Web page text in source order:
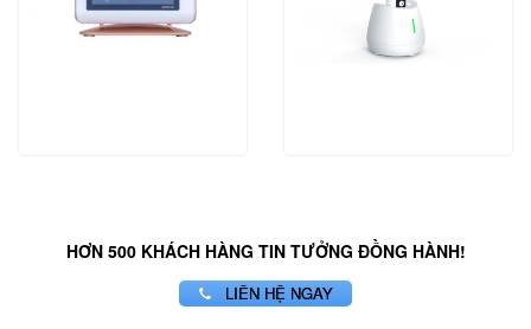
HƠN 500 KHÁCH HÀNG TIN TƯỞNG ĐỒNG HÀNH!
LIÊN HỆ NGAY